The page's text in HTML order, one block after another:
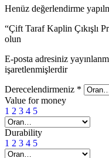
Henüz değerlendirme
“Çift Taraf Kaplin Çıkışlı
olun
E-posta adresiniz
işaretlenmişlerdir
Derecelendirmeniz *
Value for money
1 2 3 4 5
Durability
1 2 3 4 5